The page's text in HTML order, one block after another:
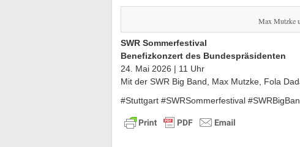
Max Mutzke
SWR Sommerfestival
Benefizkonzert des Bundespräsidenten
24. Mai 2026 | 11 Uhr
Mit der SWR Big Band, Max Mutzke, Fola
#Stuttgart #SWRSommerfestival